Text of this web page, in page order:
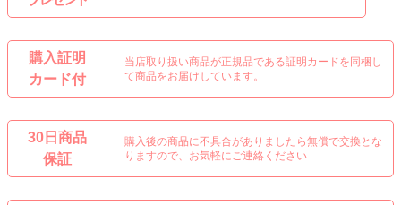
購入証明
カード付
当店取り扱い商品が正規品である証明カードを同梱し
て商品をお届けしています。
30日商品
保証
購入後の商品に不具合がありましたら無償で交換とな
りますので、お気軽にご連絡ください